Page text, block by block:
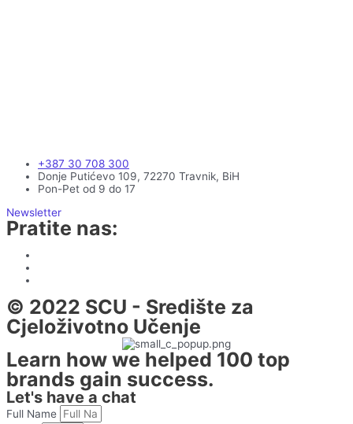
+387 30 708 300
Donje Putićevo 109, 72270 Travnik, BiH
Pon-Pet od 9 do 17
Newsletter
Pratite nas:
© 2022 SCU - Središte za
Cjeloživotno Učenje
Learn how we helped 100 top
brands gain success.
Let's have a chat
Full Name